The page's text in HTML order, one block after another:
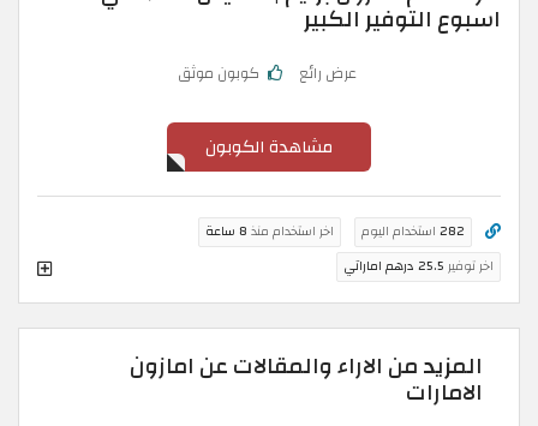
اسبوع التوفير الكبير
عرض رائع كوبون موثق
مشاهدة الكوبون
282 استخدام اليوم اخر استخدام منذ 8 ساعة
اخر توفير 25.5 درهم اماراتي
المزيد من الاراء والمقالات عن امازون
الامارات